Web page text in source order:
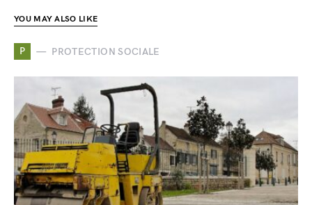
YOU MAY ALSO LIKE
P PROTECTION SOCIALE